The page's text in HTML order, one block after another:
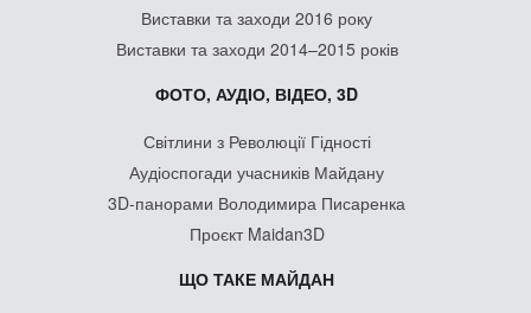
Виставки та заходи 2016 року
Виставки та заходи 2014–2015 років
ФОТО, АУДІО, ВІДЕО, 3D
Світлини з Революції Гідності
Аудіоспогади учасників Майдану
3D-панорами Володимира Писаренка
Проєкт Maidan3D
ЩО ТАКЕ МАЙДАН